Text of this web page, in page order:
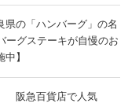
の「ハンバーグ」の名
グステーキが自慢のお
】
阪急百貨店で人気